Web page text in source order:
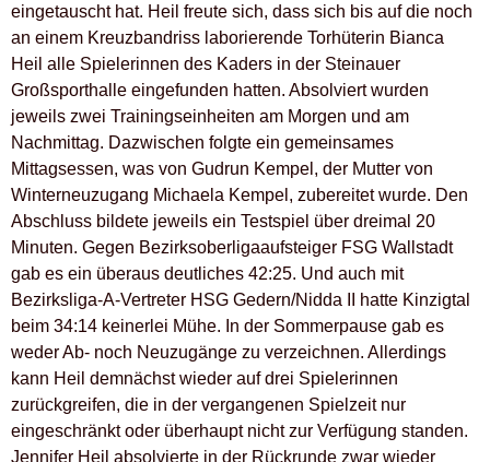
eingetauscht hat. Heil freute sich, dass sich bis auf die noch
an einem Kreuzbandriss laborierende Torhüterin Bianca
Heil alle Spielerinnen des Kaders in der Steinauer
Großsporthalle eingefunden hatten. Absolviert wurden
jeweils zwei Trainingseinheiten am Morgen und am
Nachmittag. Dazwischen folgte ein gemeinsames
Mittagsessen, was von Gudrun Kempel, der Mutter von
Winterneuzugang Michaela Kempel, zubereitet wurde. Den
Abschluss bildete jeweils ein Testspiel über dreimal 20
Minuten. Gegen Bezirksoberligaaufsteiger FSG Wallstadt
gab es ein überaus deutliches 42:25. Und auch mit
Bezirksliga-A-Vertreter HSG Gedern/Nidda II hatte Kinzigtal
beim 34:14 keinerlei Mühe. In der Sommerpause gab es
weder Ab- noch Neuzugänge zu verzeichnen. Allerdings
kann Heil demnächst wieder auf drei Spielerinnen
zurückgreifen, die in der vergangenen Spielzeit nur
eingeschränkt oder überhaupt nicht zur Verfügung standen.
Jennifer Heil absolvierte in der Rückrunde zwar wieder